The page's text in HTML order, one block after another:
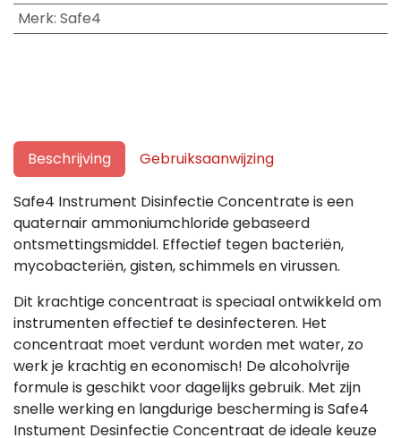
Merk: Safe4
Beschrijving Gebruiksaanwijzing
Safe4 Instrument Disinfectie Concentrate is een
quaternair ammoniumchloride gebaseerd
ontsmettingsmiddel. Effectief tegen bacteriën,
mycobacteriën, gisten, schimmels en virussen.
Dit krachtige concentraat is speciaal ontwikkeld om
instrumenten effectief te desinfecteren. Het
concentraat moet verdunt worden met water, zo
werk je krachtig en economisch! De alcoholvrije
formule is geschikt voor dagelijks gebruik. Met zijn
snelle werking en langdurige bescherming is Safe4
Instument Desinfectie Concentraat de ideale keuze